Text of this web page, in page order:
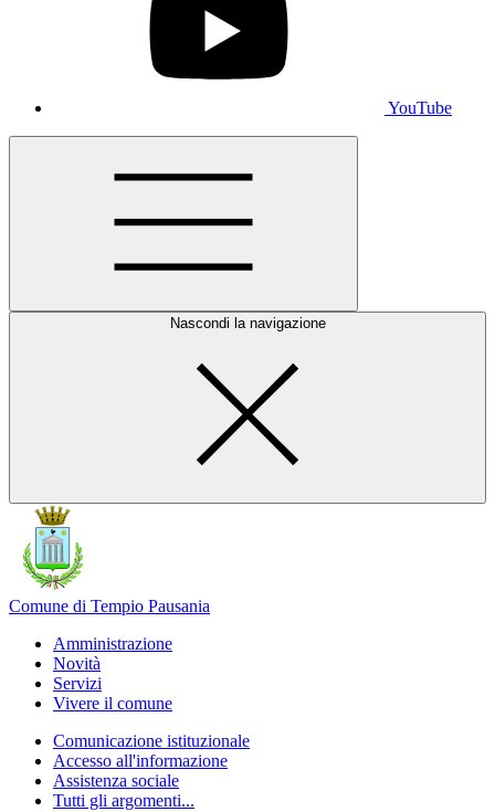
YouTube
Nascondi la navigazione
Comune di Tempio Pausania
Amministrazione
Novità
Servizi
Vivere il comune
Comunicazione istituzionale
Accesso all'informazione
Assistenza sociale
Tutti gli argomenti...